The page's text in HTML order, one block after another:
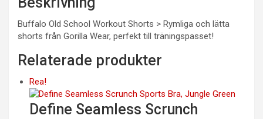
Buffalo Old School Workout Shorts > Rymliga och lätta
shorts från Gorilla Wear, perfekt till träningspasset!
Relaterade produkter
Rea!
Define Seamless Scrunch